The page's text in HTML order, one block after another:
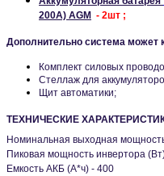
200A) AGM - 2шт ;
Дополнительно система может
Комплект силовых
Стеллаж для
Щит автоматики;
ТЕХНИЧЕСКИЕ
Номинальная выходная
Пиковая мощность инвертора
Емкость АКБ (А*ч) - 400